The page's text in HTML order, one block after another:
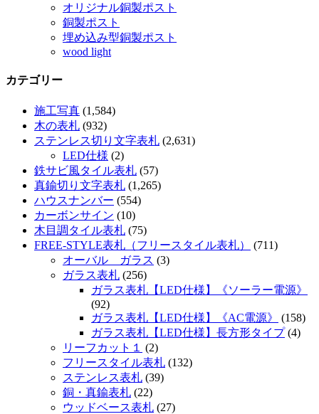
オリジナル銅製ポスト
銅製ポスト
埋め込み型銅製ポスト
wood light
カテゴリー
施工写真 (1,584)
木の表札 (932)
ステンレス切り文字表札 (2,631)
LED仕様 (2)
鉄サビ風タイル表札 (57)
真鍮切り文字表札 (1,265)
ハウスナンバー (554)
カーボンサイン (10)
木目調タイル表札 (75)
FREE-STYLE表札（フリースタイル表札）
(711)
オーバル ガラス (3)
ガラス表札 (256)
ガラス表札【LED仕様】《ソーラー電源》
(92)
ガラス表札【LED仕様】《AC電源》
(158)
ガラス表札【LED仕様】長方形タイプ(4)
リーフカット１
(2)
フリースタイル表札 (132)
ステンレス表札 (39)
銅・真鍮表札 (22)
ウッドベース表札 (27)